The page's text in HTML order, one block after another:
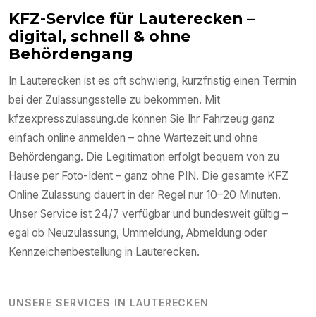
KFZ-Service für Lauterecken –
digital, schnell & ohne
Behördengang
In Lauterecken ist es oft schwierig, kurzfristig einen Termin
bei der Zulassungsstelle zu bekommen. Mit
kfzexpresszulassung.de können Sie Ihr Fahrzeug ganz
einfach online anmelden – ohne Wartezeit und ohne
Behördengang. Die Legitimation erfolgt bequem von zu
Hause per Foto-Ident – ganz ohne PIN. Die gesamte KFZ
Online Zulassung dauert in der Regel nur 10–20 Minuten.
Unser Service ist 24/7 verfügbar und bundesweit gültig –
egal ob Neuzulassung, Ummeldung, Abmeldung oder
Kennzeichenbestellung in Lauterecken.
UNSERE SERVICES IN LAUTERECKEN